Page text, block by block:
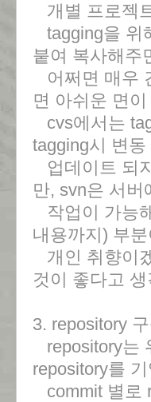
개별 프로젝
tagging을 위
붙여 복사해주
어쩌면 매우
면 아쉬운 면이
cvs에서는
tagging시 변
업데이트 되
만, svn은 서
작업이 가능
내용까지) 부
개인 취향이
것이 좋다고
3. repository
repository는
repository를
commit 별로